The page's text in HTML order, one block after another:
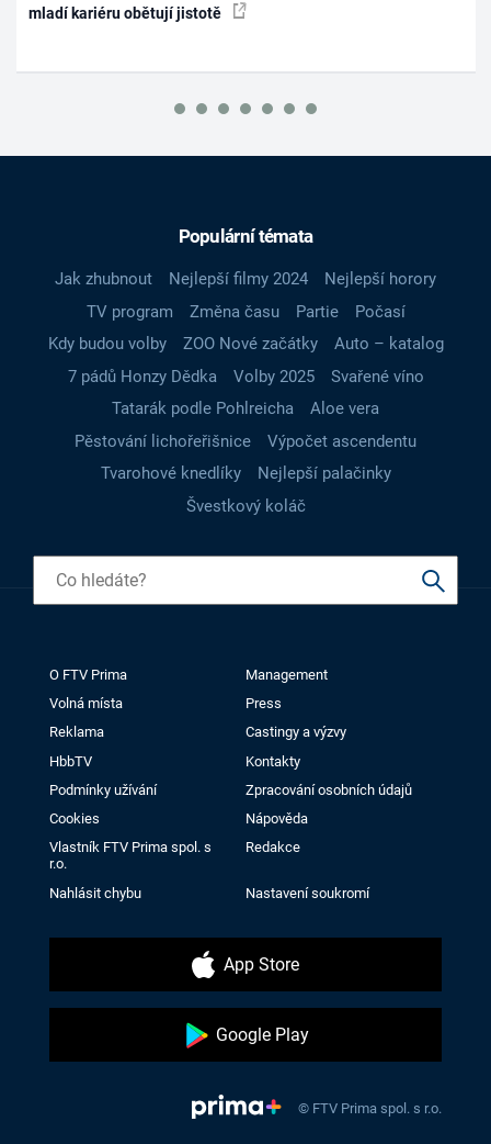
mladí kariéru obětují jistotě
Populární témata
Jak zhubnout Nejlepší filmy 2024
Nejlepší horory
TV program
Změna času Partie
Počasí
Kdy budou volby
ZOO Nové začátky
Auto – katalog
7 pádů Honzy Dědka
Volby 2025
Svařené víno
Tatarák podle Pohlreicha
Aloe vera
Pěstování lichořeřišnice
Výpočet ascendentu
Tvarohové knedlíky
Nejlepší palačinky
Švestkový koláč
O FTV Prima
Management
Volná místa
Press
Reklama
Castingy a výzvy
HbbTV
Kontakty
Podmínky užívání
Zpracování osobních údajů
Cookies
Nápověda
Vlastník FTV Prima spol. s
r.o.
Redakce
Nahlásit chybu Nastavení soukromí
App Store
Google Play
© FTV Prima spol. s r.o.